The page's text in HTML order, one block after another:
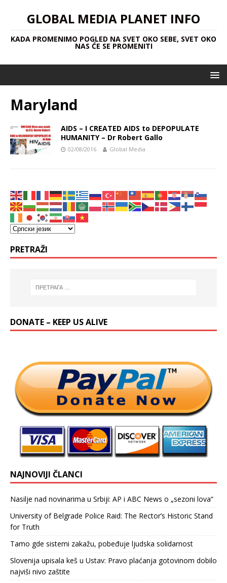
GLOBAL MEDIA PLANET INFO
KADA PROMENIMO POGLED NA SVET OKO SEBE, SVET OKO
NAS ĆE SE PROMENITI
Maryland
AIDS – I CREATED AIDS to DEPOPULATE
HUMANITY – Dr Robert Gallo
02/08/2016 Global Media
PRETRAŽI
DONATE – KEEP US ALIVE
NAJNOVIJI ČLANCI
Nasilje nad novinarima u Srbiji: AP i ABC News o „sezoni lova“
University of Belgrade Police Raid: The Rector’s Historic Stand
for Truth
Tamo gde sistemi zakažu, pobeđuje ljudska solidarnost
Slovenija upisala keš u Ustav: Pravo plaćanja gotovinom dobilo
najviši nivo zaštite